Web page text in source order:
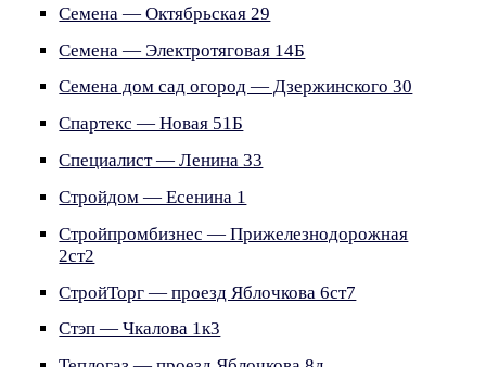
Семена — Октябрьская 29
Семена — Электротяговая 14Б
Семена дом сад огород — Дзержинского 30
Спартекс — Новая 51Б
Специалист — Ленина 33
Стройдом — Есенина 1
Стройпромбизнес — Прижелезнодорожная
2ст2
СтройТорг — проезд Яблочкова 6ст7
Стэп — Чкалова 1к3